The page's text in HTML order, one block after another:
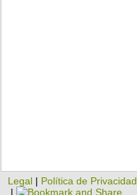
Legal | Política de Privacidad
|